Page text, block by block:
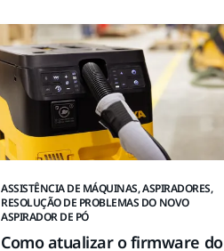
ASSISTÊNCIA DE MÁQUINAS, ASPIRADORES,
RESOLUÇÃO DE PROBLEMAS DO NOVO
ASPIRADOR DE PÓ
Como atualizar o firmware do